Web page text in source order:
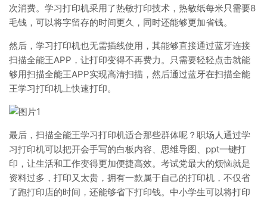
次消费。学习打印机采用了热敏打印技术，热敏纸每米只需要8
毛钱，可以将字留存的时间更久，同时还能够更加省钱。
然后，学习打印机也无需插线使用，其能够直接通过蓝牙连接
扫描全能王APP，让打印变得不再费力。只需要轻轻点击就能
够用扫描全能王APP实现高清扫描，然后通过蓝牙在扫描全能
王学习打印机上快速打印。
最后，扫描全能王学习打印机适合那些群体呢？职场人通过学
习打印机可以把开会手写的白板内容、思维导图、ppt一键打
印，让生活和工作变得更加便捷高效。考试党最大的烦恼就是
资料过多，打印又太贵，拥有一款属于自己的打印机，不仅省
了跑打印店的时间，还能够省下打印钱。中小学生可以将打印